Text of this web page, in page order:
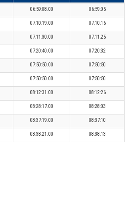
06:59:08.00 06:59:05
07:10:19.00 07:10:16
07:11:30.00 07:11:25
07:20:40.00 07:20:32
07:50:50.00 07:50:50
07:50:50.00 07:50:50
08:12:31.00 08:12:26
08:28:17.00 08:28:03
08:37:19.00 08:37:10
08:38:21.00 08:38:13